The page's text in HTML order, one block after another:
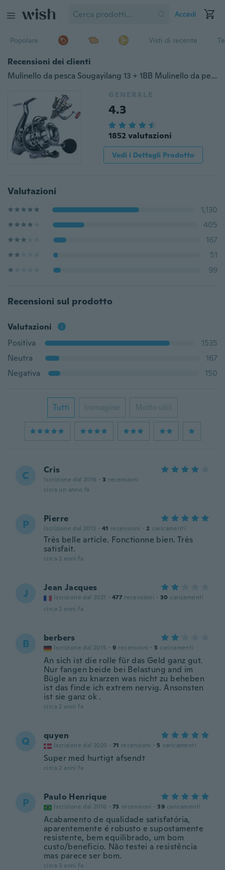
Accedi
Popolare Visti di recente
Recensioni dei clienti
Mulinello da pesca Sougayilang 13 + 1BB Mulinello da pesca spinning in alluminio ultraleggero
GENERALE
4.3
1852 valutazioni
Vedi i Dettagli Prodotto
Valutazioni
1,130
405
167
51
99
Recensioni sul prodotto
Valutazioni
Positiva
1535
Neutra
167
Negativa
150
Tutti Immagine Molto utili
C Cris
Iscrizione dal 2016 · 3 recensioni
circa un anno fa
P Pierre
Iscrizione dal 2013 · 41 recensioni · 2 caricamenti
Très belle article. Fonctionne bien. Très
satisfait.
circa 2 anni fa
J Jean Jacques
Iscrizione dal 2021 · 477 recensioni · 30 caricamenti
circa 2 anni fa
B berbers
Iscrizione dal 2015 · 9 recensioni · 5 caricamenti
An sich ist die rolle für das Geld ganz gut.
Nur fangen beide bei Belastung and im
Bügle an zu knarzen was nicht zu beheben
ist das finde ich extrem nervig. Ansonsten
ist sie ganz ok .
circa 2 anni fa
Q quyen
Iscrizione dal 2020 · 71 recensioni · 5 caricamenti
Super med hurtigt afsendt
circa 2 anni fa
P Paulo Henrique
Iscrizione dal 2016 · 73 recensioni · 39 caricamenti
Acabamento de qualidade satisfatória,
aparentemente é robusto e supostamente
resistente, bem equilibrado, um bom
custo/beneficio. Não testei a resistência
mas parece ser bom.
circa 3 anni fa